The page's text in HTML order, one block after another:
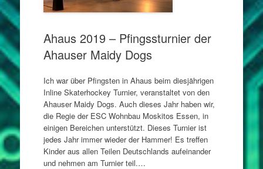
Ahaus 2019 – Pfingssturnier der
Ahauser Maidy Dogs
Ich war über Pfingsten in Ahaus beim diesjährigen
Inline Skaterhockey Turnier, veranstaltet von den
Ahauser Maidy Dogs. Auch dieses Jahr haben wir,
die Regie der ESC Wohnbau Moskitos Essen, in
einigen Bereichen unterstützt. Dieses Turnier ist
jedes Jahr immer wieder der Hammer! Es treffen
Kinder aus allen Teilen Deutschlands aufeinander
und nehmen am Turnier teil.…